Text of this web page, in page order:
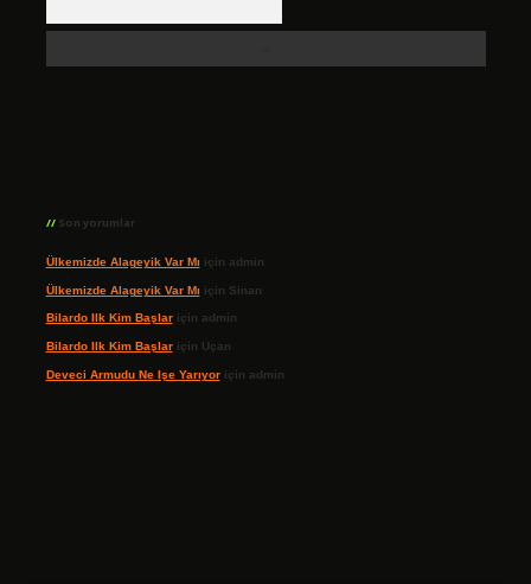
Son yorumlar
Ülkemizde Alageyik Var Mı için admin
Ülkemizde Alageyik Var Mı için Sinan
Bilardo Ilk Kim Başlariçin admin
Bilardo Ilk Kim Başlariçin Uçan
Deveci Armudu Ne Işe Yarıyoriçin admin